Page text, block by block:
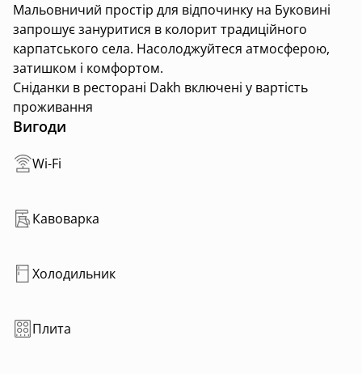
Мальовничий простір для відпочинку на Буковині
запрошує зануритися в колорит традиційного
карпатського села. Насолоджуйтеся атмосферою,
затишком і комфортом.
Сніданки в ресторані Dakh включені у вартість
проживання
Вигоди
Wi-Fi
Кавоварка
Холодильник
Плита